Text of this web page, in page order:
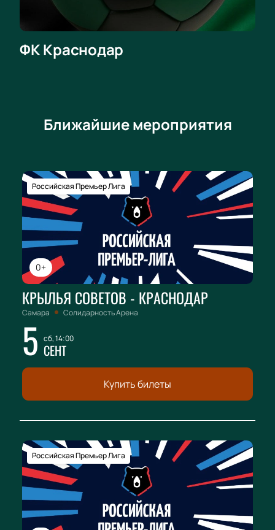
ФК Краснодар
Ближайшие мероприятия
0+
Российская Премьер Лига
КРЫЛЬЯ СОВЕТОВ - КРАСНОДАР
Самара Солидарность Арена
5 сб, 14:00
СЕНТ
Купить билеты
Российская Премьер Лига